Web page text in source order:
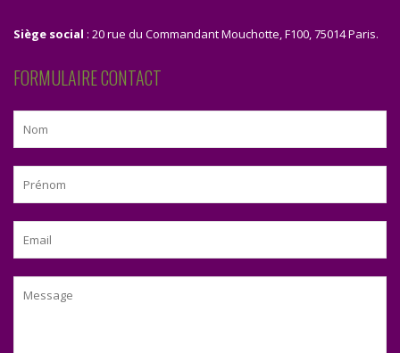
Siège social : 20 rue du Commandant Mouchotte, F100, 75014 Paris.
FORMULAIRE CONTACT